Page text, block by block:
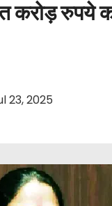
करोड़ रुपये
23, 2025